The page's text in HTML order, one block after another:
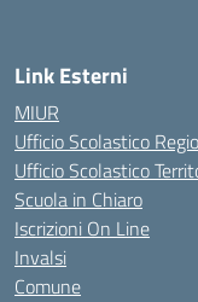
Link Esterni
MIUR
Ufficio Scolastico
Ufficio Scolastico
Scuola in Chiaro
Iscrizioni On Line
Invalsi
Comune